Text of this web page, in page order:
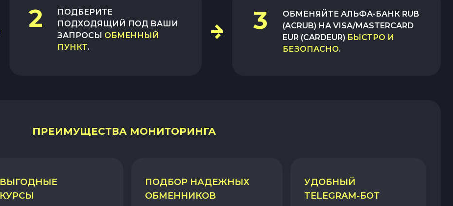
2
ПОДБЕРИТЕ
ПОДХОДЯЩИЙ ПОД ВАШИ
ЗАПРОСЫ ОБМЕННЫЙ
ПУНКТ.
3 ОБМЕНЯЙТЕ АЛЬФА-БАНК RUB
(ACRUB) НА VISA/MASTERCARD
EUR (CARDEUR) БЫСТРО И
БЕЗОПАСНО.
ПРЕИМУЩЕСТВА МОНИТОРИНГА
ВЫГОДНЫЕ
КУРСЫ
ПОДБОР НАДЕЖНЫХ
ОБМЕННИКОВ
УДОБНЫЙ
TELEGRAM-БОТ